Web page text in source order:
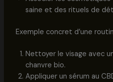
saine et des rituels de
Exemple concret d’une
Nettoyer le visage avec
chanvre bio.
Appliquer un sérum au